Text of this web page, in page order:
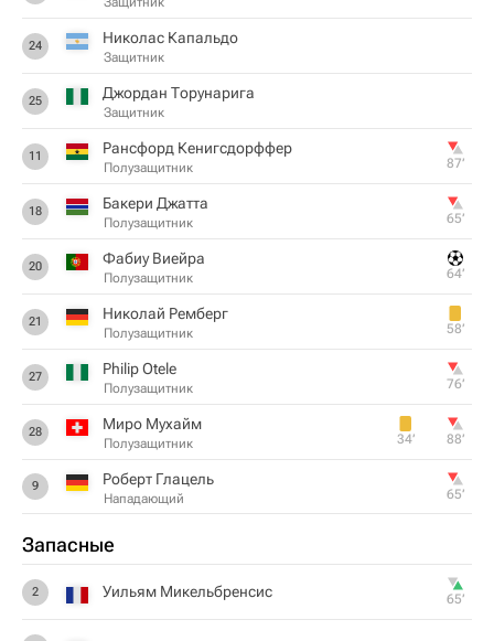
24 Николас Капальдо
Защитник
25 Джордан Торунарига
Защитник
11 Рансфорд Кенигсдорффер
Полузащитник 87‎’‎
18 Бакери Джатта
Полузащитник 65‎’‎
20 Фабиу Виейра
Полузащитник 64‎’‎
21 Николай Ремберг
Полузащитник 58‎’‎
27 Philip Otele
Полузащитник 76‎’‎
28 Миро Мухайм
Полузащитник 34‎’‎ 88‎’‎
9 Роберт Глацель
Нападающий 65‎’‎
Запасные
2 Уильям Микельбренсис 65‎’‎